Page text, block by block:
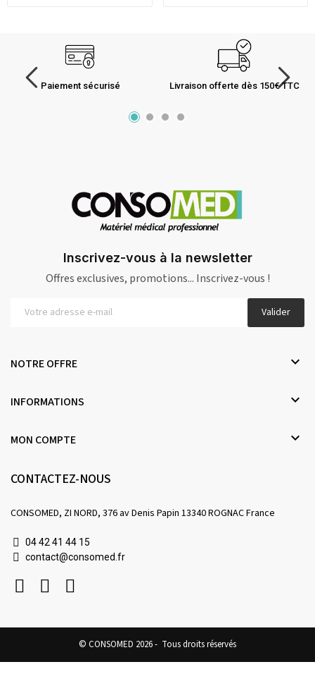
Paiement sécurisé Livraison offerte dès 150€ TTC
Inscrivez-vous à la newsletter
Offres exclusives, promotions... Inscrivez-vous !
Valider
NOTRE OFFRE 
INFORMATIONS 
MON COMPTE 
CONTACTEZ-NOUS
CONSOMED, ZI NORD, 376 av Denis Papin 13340 ROGNAC France
04 42 41 44 15
contact@consomed.fr
© CONSOMED 2026 - Tous droits réservés